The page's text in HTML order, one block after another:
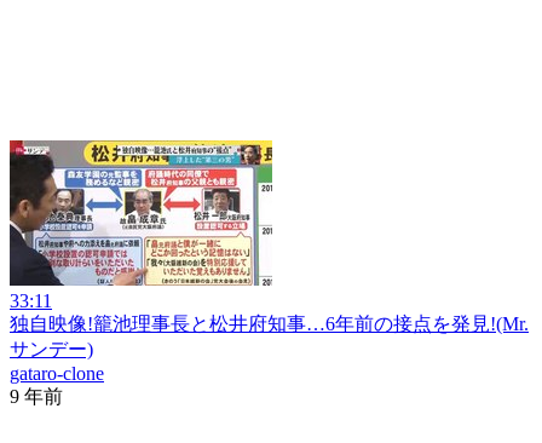
33:11
独自映像!籠池理事長と松井府知事…6年前の接点を発見!(Mr.
サンデー)
gataro-clone
9 年前